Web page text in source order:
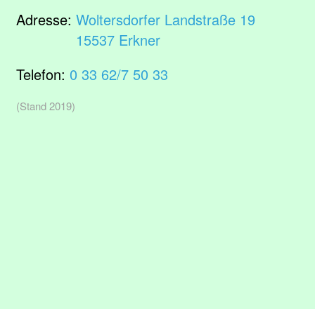
Adresse: Woltersdorfer Landstraße 19
15537 Erkner
Telefon: 0 33 62/7 50 33
(Stand 2019)